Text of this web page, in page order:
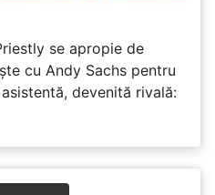
se apropie de
cu Andy Sachs pentru
devenită rivală: